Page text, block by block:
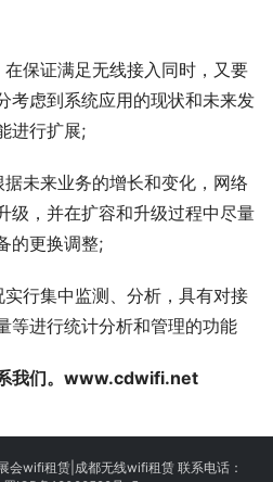
保证满足无线接入同时，又要
考虑到系统应用的现状和未来发
进行扩展;
未来业务的增长和变化，网络
级，并在扩容和升级过程中尽量
的更换调整;
行集中监测、分析，具有对接
等进行统计分析和管理的功能
我们。www.cdwifi.net
wifi租赁|成都无线wifi租赁 联系电话：